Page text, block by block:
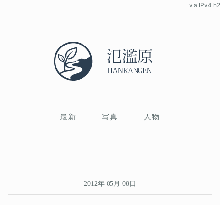
最新 写真 人物
via IPv4 h2
2012年 05月 08日